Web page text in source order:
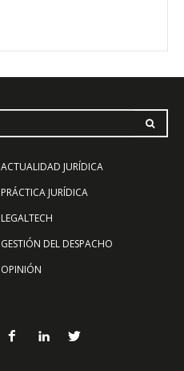
ACTUALIDAD JURÍDICA
PRÁCTICA JURÍDICA
LEGALTECH
GESTIÓN DEL DESPACHO
OPINIÓN